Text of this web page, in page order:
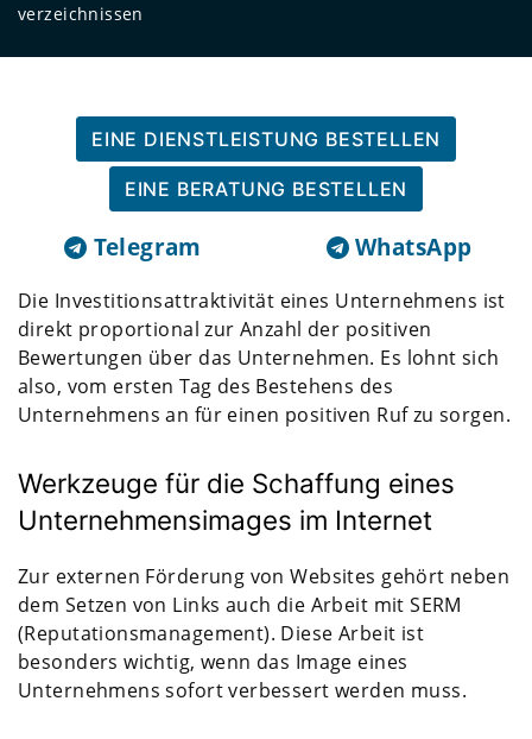
verzeichnissen
EINE DIENSTLEISTUNG BESTELLEN
EINE BERATUNG BESTELLEN
Telegram WhatsApp
Die Investitionsattraktivität eines Unternehmens ist
direkt proportional zur Anzahl der positiven
Bewertungen über das Unternehmen. Es lohnt sich
also, vom ersten Tag des Bestehens des
Unternehmens an für einen positiven Ruf zu sorgen.
Werkzeuge für die Schaffung eines
Unternehmensimages im Internet
Zur externen Förderung von Websites gehört neben
dem Setzen von Links auch die Arbeit mit SERM
(Reputationsmanagement). Diese Arbeit ist
besonders wichtig, wenn das Image eines
Unternehmens sofort verbessert werden muss.